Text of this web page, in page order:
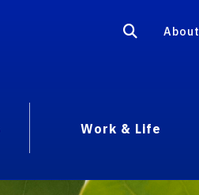
About
Work & Life